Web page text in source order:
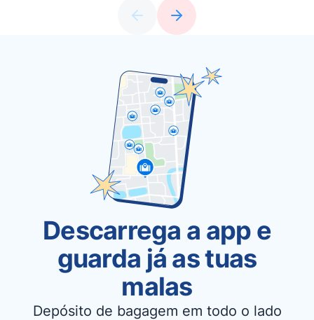
Descarrega a app e
guarda já as tuas
malas
Depósito de bagagem em todo o lado